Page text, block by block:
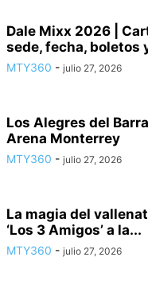
Dale Mixx 2026 |
sede, fecha, boletos
MTY360 - julio 27, 2026
Los Alegres del
Arena Monterrey
MTY360 - julio 27, 2026
La magia del
‘Los 3 Amigos’ a la...
MTY360 - julio 27, 2026